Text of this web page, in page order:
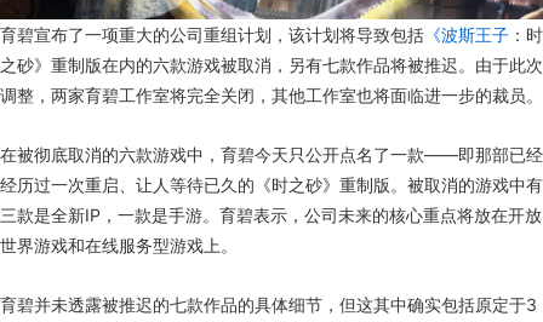
育碧宣布了一项重大的公司重组计划，该计划将导致包括 《波斯王子 ：时
之砂》重制版在内的六款游戏被取消，另有七款作品将被推迟。由于此次
调整，两家育碧工作室将完全关闭，其他工作室也将面临进一步的裁员。
在被彻底取消的六款游戏中，育碧今天只公开点名了一款——即那部已经
经历过一次重启、让人等待已久的《时之砂》重制版。被取消的游戏中有
三款是全新IP，一款是手游。育碧表示，公司未来的核心重点将放在开放
世界游戏和在线服务型游戏上。
育碧并未透露被推迟的七款作品的具体细节，但这其中确实包括原定于3